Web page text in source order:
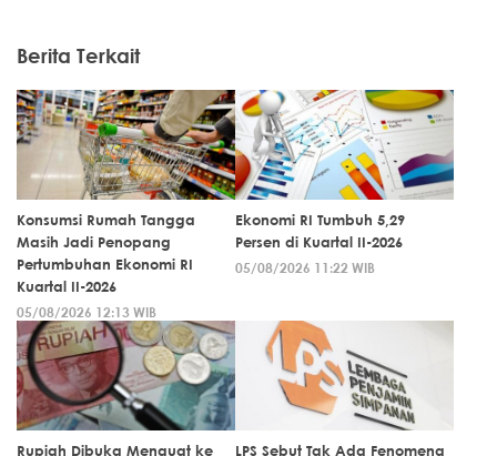
Berita Terkait
Konsumsi Rumah Tangga
Masih Jadi Penopang
Pertumbuhan Ekonomi RI
Kuartal II-2026
05/08/2026 12:13 WIB
Ekonomi RI Tumbuh 5,29
Persen di Kuartal II-2026
05/08/2026 11:22 WIB
Rupiah Dibuka Menguat ke LPS Sebut Tak Ada Fenomena